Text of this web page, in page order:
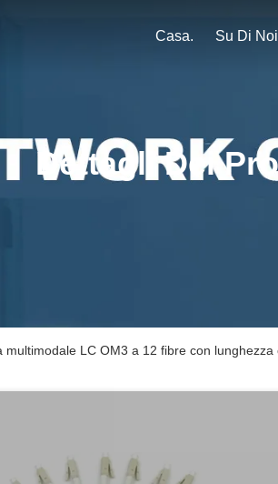
Casa. Su Di Noi
Dettagli Dei
multimodale LC OM3 a 12 fibre con